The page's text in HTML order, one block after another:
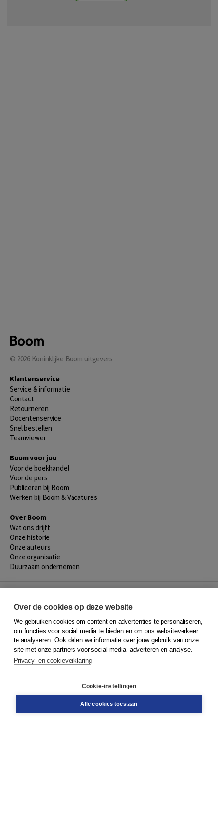
© 2026 Koninklijke Boom uitgevers
Klantenservice
Service & informatie
Contact
Retourneren
Docentenservice
Snel bestellen
Teamviewer
Boom voor jou
Voor de boekhandel
Voor de pers
Publiceren bij Boom
Werken bij Boom & Vacatures
Over Boom
Wat ons drijft
Onze historie
Onze auteurs
Onze organisatie
Duurzaam ondernemen
Algemene voorwaarden
Algemene voorwaarden zakelijk
Over de cookies op deze website
We gebruiken cookies om content en advertenties te personaliseren,
om functies voor social media te bieden en om ons websiteverkeer
te analyseren. Ook delen we informatie over jouw gebruik van onze
site met onze partners voor social media, adverteren en analyse.
Privacy- en cookieverklaring
Cookie-instellingen
Alle cookies toestaan